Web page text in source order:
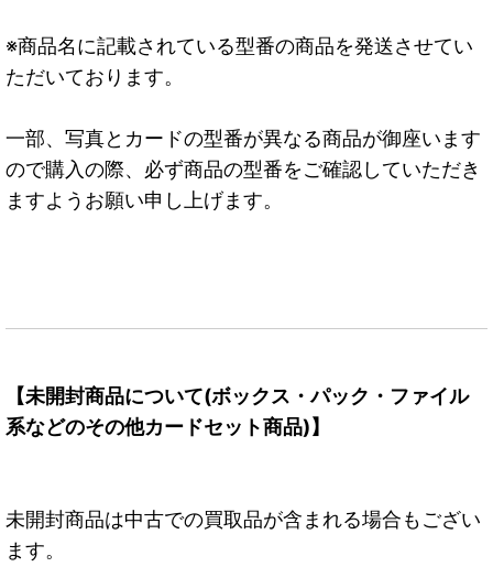
※商品名に記載されている型番の商品を発送させてい
ただいております。
一部、写真とカードの型番が異なる商品が御座います
ので購入の際、必ず商品の型番をご確認していただき
ますようお願い申し上げます。
【未開封商品について(ボックス・パック・ファイル
系などのその他カードセット商品)】
未開封商品は中古での買取品が含まれる場合もござい
ます。